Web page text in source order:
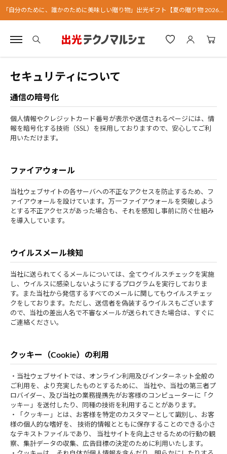
セキュリティについて
通信の暗号化
個人情報やクレジットカード番号が表示や送信されるページには、情
報を暗号化する技術（SSL）を採用しておりますので、安心してご利
用いただけます。
ファイアウォール
当社ウェブサイトの各サーバへの不正なアクセスを防止するため、フ
ァイアウォールを設けています。万一ファイアウォールを突破しよう
とする不正アクセスがあった場合も、それを感知し事前に防ぐ仕組み
を導入しています。
ウイルスメール検知
当社に送られてくるメールについては、全てウイルスチェックを実施
し、ウイルスに感染しないようにするプログラムを実行しておりま
す。また当社から発信するすべてのメールに関してもウイルスチェッ
クをしております。ただし、送信者を偽装するウイルスもございます
ので、当社の差出人名で不審なメールが送られてきた場合は、すぐに
ご連絡ください。
クッキー（Cookie）の利用
・当社ウェブサイトでは、オンライン利用及びインターネット全般の
ご利用を、より充実したものとするために、 当社や、当社の第三者プ
ロバイダー、及び当社の業務提携先がお客様のコンピューターに「ク
ッキー」を送付したり、同種の技術を利用することがあります。
・「クッキー」とは、お客様を特定のカスタマーとして識別し、お客
様の個人的な嗜好を、 技術的情報とともに保存することのできる小さ
なテキストファイルであり、 当社サイトを向上させるための行動の観
察、集計データの収集、広告目標の決定のために利用いたします。